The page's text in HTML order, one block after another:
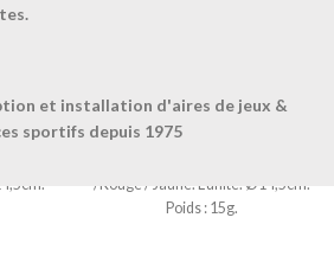
et installation d'aires de jeux &
sportifs depuis 1975
Anneau à lancer PVC-
TAILLE UNIQUE-Rouge
/Rouge / Jaune. L'unité. Ø14,5cm.
Poids : 15g.